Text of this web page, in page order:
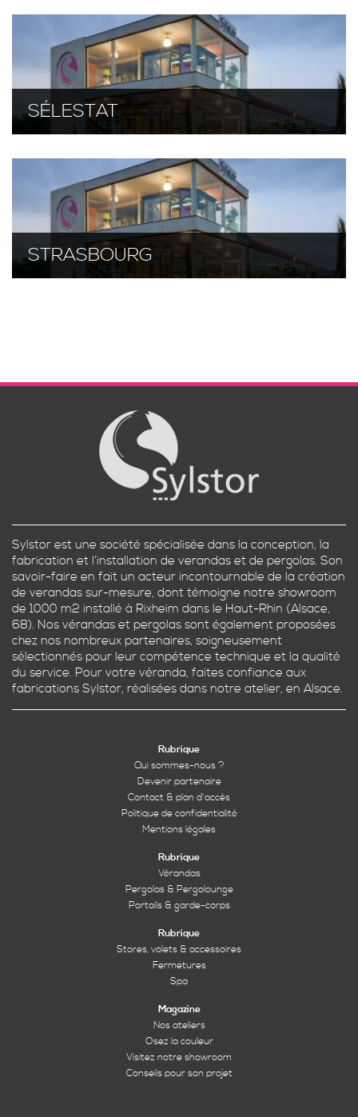
SÉLESTAT
STRASBOURG
Sylstor est une société spécialisée dans la conception, la
fabrication et l’installation de verandas et de pergolas. Son
savoir-faire en fait un acteur incontournable de la création
de verandas sur-mesure, dont témoigne notre showroom
de 1000 m2 installé à Rixheim dans le Haut-Rhin (Alsace,
68). Nos vérandas et pergolas sont également proposées
chez nos nombreux partenaires, soigneusement
sélectionnés pour leur compétence technique et la qualité
du service. Pour votre véranda, faites confiance aux
fabrications Sylstor, réalisées dans notre atelier, en Alsace.
Rubrique
Qui sommes-nous ?
Devenir partenaire
Contact & plan d'accès
Politique de confidentialité
Mentions légales
Rubrique
Vérandas
Pergolas & Pergolounge
Portails & garde-corps
Rubrique
Stores, volets & accessoires
Fermetures
Spa
Magazine
Nos ateliers
Osez la couleur
Visitez notre showroom
Conseils pour son projet